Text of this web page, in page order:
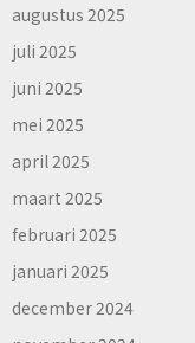
augustus 2025
juli 2025
juni 2025
mei 2025
april 2025
maart 2025
februari 2025
januari 2025
december 2024